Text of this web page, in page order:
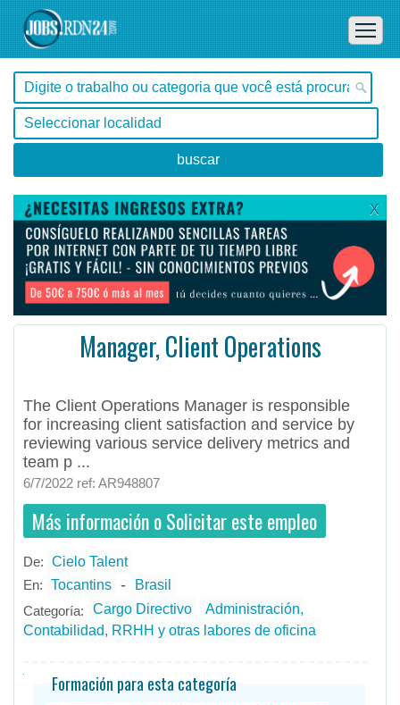
X
Manager, Client Operations
The Client Operations Manager is responsible
for increasing client satisfaction and service by
reviewing various service delivery metrics and
team p ...
6/7/2022 ref: AR948807
Más información o Solicitar este empleo
De: Cielo Talent
En: Tocantins -
Brasil
Categoría:
Cargo Directivo
Administración,
Contabilidad, RRHH y otras labores de oficina
Formación para esta categoría